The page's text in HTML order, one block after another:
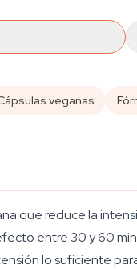
veganas
que reduce la
entre 30 y 60
lo suficiente